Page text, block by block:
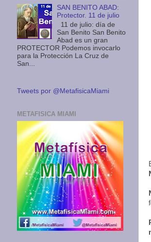
SAN BENITO ABAD:
Protector. 11 de julio
11 de julio: día de
San Benito San Benito
Abad es un gran
PROTECTOR Podemos invocarlo
para la Protección La Cruz de
San...
Tweets por @MetafisicaMiami
METAFISICA MIAMI